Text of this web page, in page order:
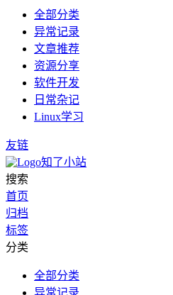
全部分类
异常记录
文章推荐
资源分享
软件开发
日常杂记
Linux学习
友链
知了小站
搜索
首页
归档
标签
分类
全部分类
异常记录